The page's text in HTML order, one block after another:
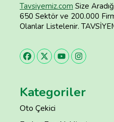
Tavsiyemiz.com Size
650 Sektör ve 200.000
Olanlar Listelenir.
Kategoriler
Oto Çekici